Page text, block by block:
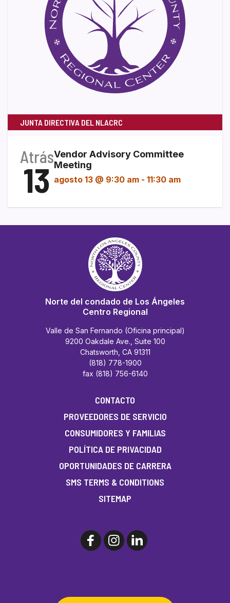
JUNTA DIRECTIVA DEL NLACRC
Atrás
13
Vendor Advisory Committee
Meeting
agosto 13 @ 9:30 am - 11:30 am
Norte del condado de Los Ángeles
Centro Regional
Valle de San Fernando (Oficina principal)
9200 Oakdale Ave., Suite 100
Chatsworth, CA 91311
(818) 778-1900
fax (818) 756-6140
CONTACTO
PROVEEDORES DE SERVICIO
CONSUMIDORES Y FAMILIAS
POLÍTICA DE PRIVACIDAD
OPORTUNIDADES DE CARRERA
SMS TERMS & CONDITIONS
SITEMAP